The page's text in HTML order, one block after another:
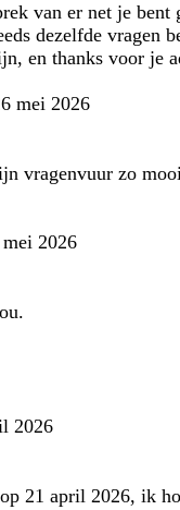
van er net je
dezelfde
en thanks voor je
mei 2026
vragenvuur zo
2026
2026
21 april 2026, ik